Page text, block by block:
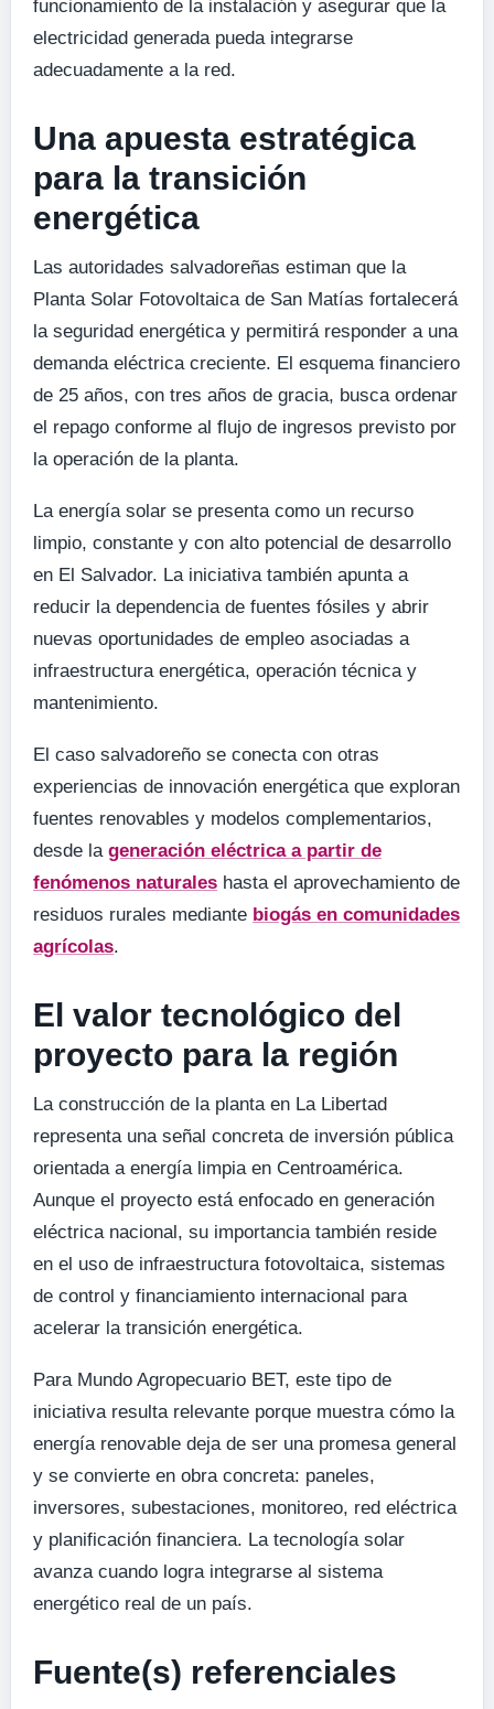
funcionamiento de la instalación y asegurar que la
electricidad generada pueda integrarse
adecuadamente a la red.
Una apuesta estratégica
para la transición
energética
Las autoridades salvadoreñas estiman que la
Planta Solar Fotovoltaica de San Matías fortalecerá
la seguridad energética y permitirá responder a una
demanda eléctrica creciente. El esquema financiero
de 25 años, con tres años de gracia, busca ordenar
el repago conforme al flujo de ingresos previsto por
la operación de la planta.
La energía solar se presenta como un recurso
limpio, constante y con alto potencial de desarrollo
en El Salvador. La iniciativa también apunta a
reducir la dependencia de fuentes fósiles y abrir
nuevas oportunidades de empleo asociadas a
infraestructura energética, operación técnica y
mantenimiento.
El caso salvadoreño se conecta con otras
experiencias de innovación energética que exploran
fuentes renovables y modelos complementarios,
desde la generación eléctrica a partir de
fenómenos naturales hasta el aprovechamiento de
residuos rurales mediante biogás en comunidades
agrícolas.
El valor tecnológico del
proyecto para la región
La construcción de la planta en La Libertad
representa una señal concreta de inversión pública
orientada a energía limpia en Centroamérica.
Aunque el proyecto está enfocado en generación
eléctrica nacional, su importancia también reside
en el uso de infraestructura fotovoltaica, sistemas
de control y financiamiento internacional para
acelerar la transición energética.
Para Mundo Agropecuario BET, este tipo de
iniciativa resulta relevante porque muestra cómo la
energía renovable deja de ser una promesa general
y se convierte en obra concreta: paneles,
inversores, subestaciones, monitoreo, red eléctrica
y planificación financiera. La tecnología solar
avanza cuando logra integrarse al sistema
energético real de un país.
Fuente(s) referenciales